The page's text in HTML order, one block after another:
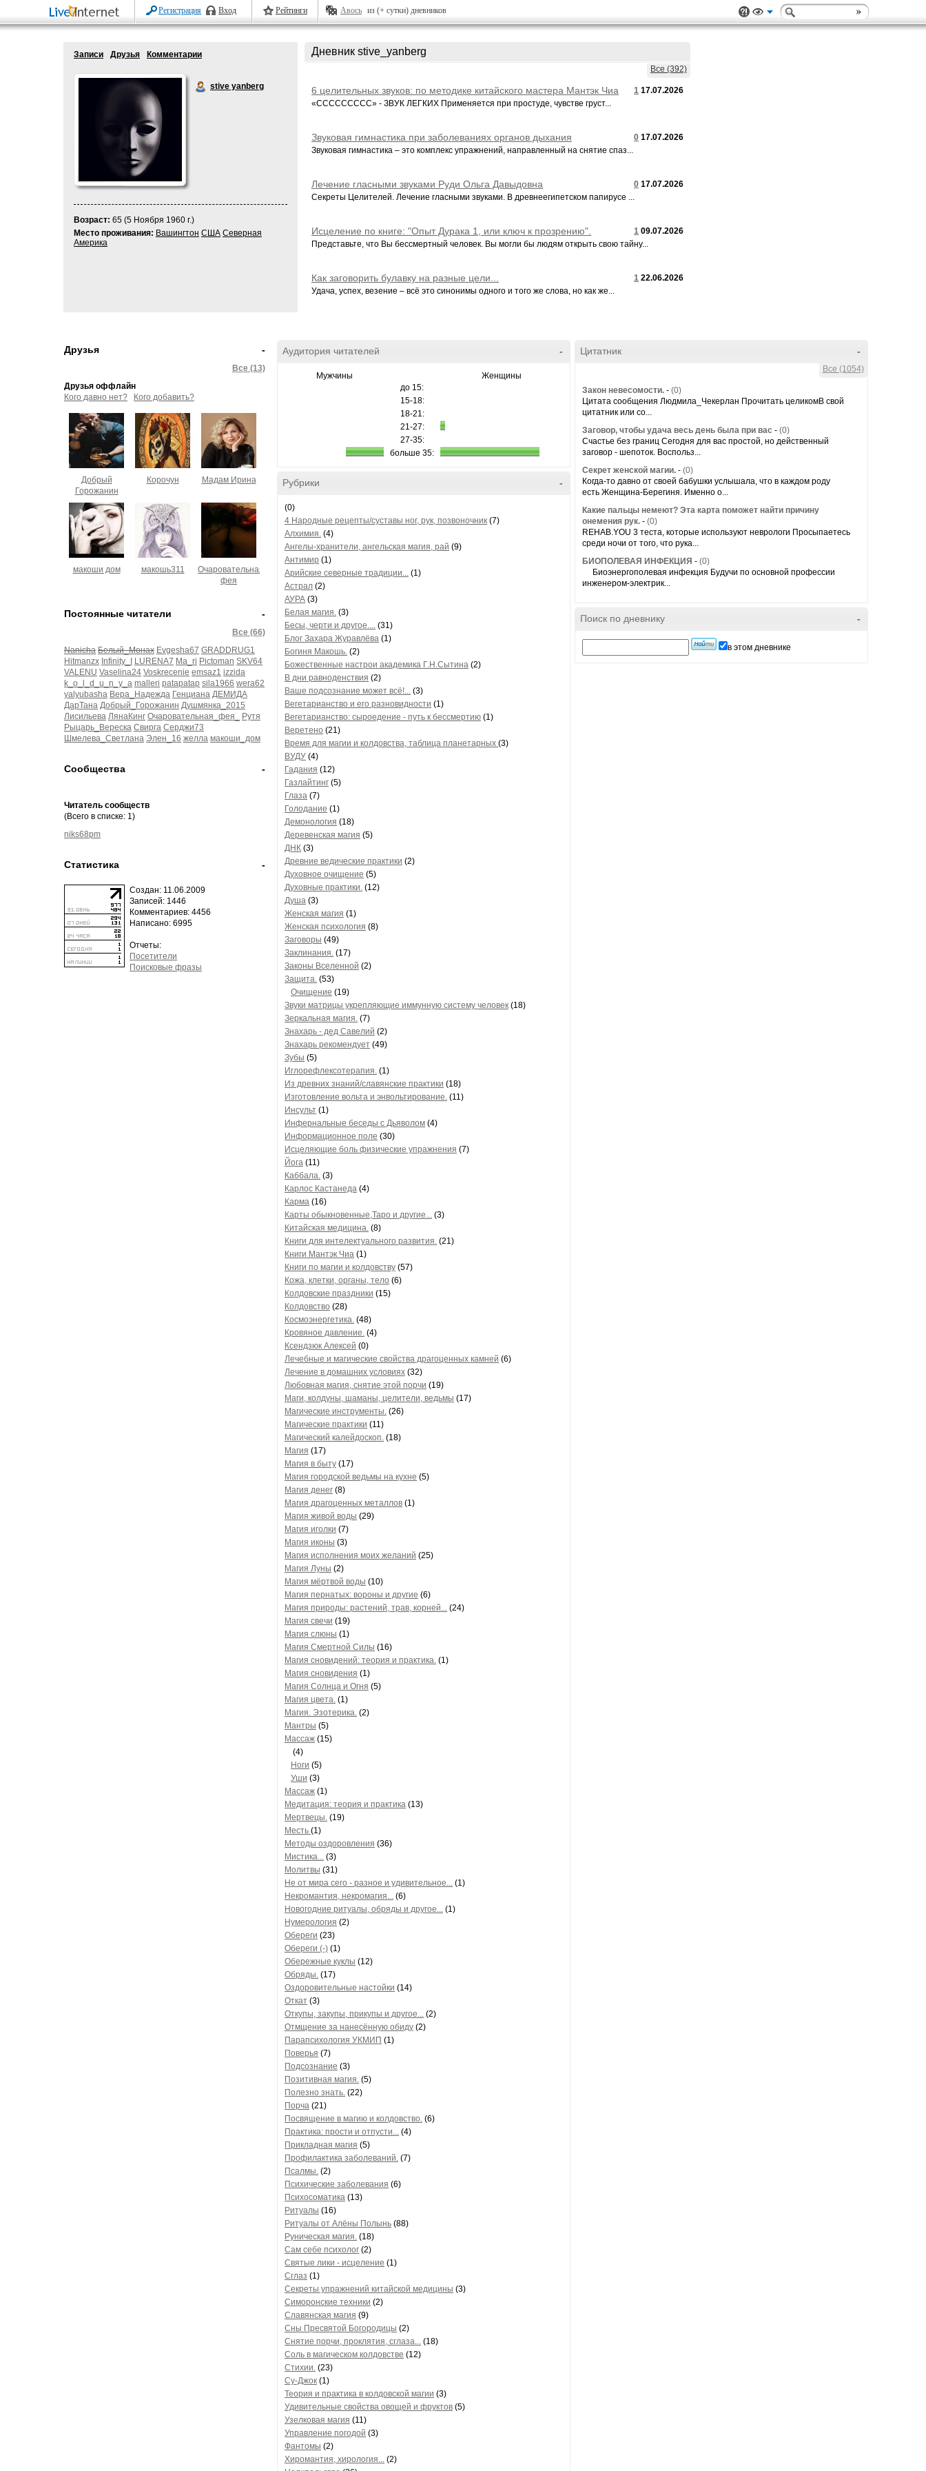
Регистрация Вход Рейтинги Авось из (+ сутки) дневников
Записи Друзья Комментарии
stive yanberg
Возраст: 65 (5 Ноября 1960 г.)
Место проживания: Вашингтон США Северная
Америка
Дневник stive_yanberg
Все (392)
1 17.07.2026
6 целительных звуков: по методике китайского мастера Мантэк Чиа
«ССССССССС» - ЗВУК ЛЕГКИХ Применяется при простуде, чувстве груст...
0 17.07.2026
Звуковая гимнастика при заболеваниях органов дыхания
Звуковая гимнастика – это комплекс упражнений, направленный на снятие спаз...
0 17.07.2026
Лечение гласными звуками Руди Ольга Давыдовна
Секреты Целителей. Лечение гласными звуками. В древнеегипетском папирусе ...
1 09.07.2026
Исцеление по книге: "Опыт Дурака 1, или ключ к прозрению".
Мирзакарим Норбеков.
Представьте, что Вы бессмертный человек. Вы могли бы людям открыть свою тайну...
1 22.06.2026
Как заговорить булавку на разные цели...
Удача, успех, везение – всё это синонимы одного и того же слова, но как же...
-
Друзья
Все (13)
Друзья оффлайн
Кого давно нет?
Кого добавить?
Добрый
Горожанин
Корочун Мадам Ирина
макоши дом макошь311
Очаровательная
фея
-
Постоянные читатели
Все (66)
Nanicha Белый_Монах Evgesha67 GRADDRUG1
Hitmanzx Infinity_I LURENA7 Ma_ri Pictoman SKV64
VALENU Vaselina24 Voskrecenie emsaz1 izzida
k_o_l_d_u_n_y_a malleri patapatap sila1966 wera62
yalyubasha Вера_Надежда Генциана ДЕМИДА
ДарТана Добрый_Горожанин Душмянка_2015
Лисильева ЛянаКинг Очаровательная_фея_
Рутя
Рыцарь_Вереска Свирга Серджи73
Шмелева_Светлана Элен_16 желла макоши_дом
-
Сообщества
Читатель сообществ
(Всего в списке: 1)
niks68pm
-
Статистика
Создан: 11.06.2009
Записей: 1446
Комментариев: 4456
Написано: 6995
Отчеты:
Посетители
Поисковые фразы
-
Аудитория читателей
Мужчины
Женщины
до 15:
15-18:
18-21:
21-27:
27-35:
больше 35:
-
Рубрики
(0)
4 Народные рецепты/суставы ног, рук, позвоночник (7)
Алхимия. (4)
Ангелы-хранители, ангельская магия, рай (9)
Антимир (1)
Арийские северные традиции... (1)
Астрал (2)
АУРА (3)
Белая магия. (3)
Бесы, черти и другое.... (31)
Блог Захара Журавлёва (1)
Богиня Макошь. (2)
Божественные настрои академика Г.Н.Сытина (2)
В дни равноденствия (2)
Ваше подсознание может всё!... (3)
Вегетарианство и его разновидности (1)
Вегетарианство: сыроедение - путь к бессмертию (1)
Веретено (21)
Время для магии и колдовства, таблица планетарных (3)
ВУДУ (4)
Гадания (12)
Газлайтинг (5)
Глаза (7)
Голодание (1)
Демонология (18)
Деревенская магия (5)
ДНК (3)
Древние ведические практики (2)
Духовное очищение (5)
Духовные практики. (12)
Душа (3)
Женская магия (1)
Женская психология (8)
Заговоры (49)
Заклинания. (17)
Законы Вселенной (2)
Защита. (53)
Очищение (19)
Звуки матрицы укрепляющие иммунную систему человек (18)
Зеркальная магия. (7)
Знахарь - дед Савелий (2)
Знахарь рекомендует (49)
Зубы (5)
Иглорефлексотерапия. (1)
Из древних знаний/славянские практики (18)
Изготовление вольта и энвольтирование. (11)
Инсульт (1)
Инфернальные беседы с Дьяволом (4)
Информационное поле (30)
Исцеляющие боль физические упражнения (7)
Йога (11)
Каббала. (3)
Карлос Кастанеда (4)
Карма (16)
Карты обыкновенные,Таро и другие... (3)
Китайская медицина. (8)
Книги для интелектуального развития. (21)
Книги Мантэк Чиа (1)
Книги по магии и колдовству (57)
Кожа, клетки, органы, тело (6)
Колдовские праздники (15)
Колдовство (28)
Космоэнергетика. (48)
Кровяное давление. (4)
Ксендзюк Алексей (0)
Лечебные и магические свойства драгоценных камней (6)
Лечение в домашних условиях (32)
Любовная магия, снятие этой порчи (19)
Маги, колдуны, шаманы, целители, ведьмы (17)
Магические инструменты. (26)
Магические практики (11)
Магический калейдоскоп. (18)
Магия (17)
Магия в быту (17)
Магия городской ведьмы на кухне (5)
Магия денег (8)
Магия драгоценных металлов (1)
Магия живой воды (29)
Магия иголки (7)
Магия иконы (3)
Магия исполнения моих желаний (25)
Магия Луны (2)
Магия мёртвой воды (10)
Магия пернатых: вороны и другие (6)
Магия природы: растений, трав, корней... (24)
Магия свечи (19)
Магия слюны (1)
Магия Смертной Силы (16)
Магия сновидений: теория и практика. (1)
Магия сновидения (1)
Магия Солнца и Огня (5)
Магия цвета. (1)
Магия. Эзотерика. (2)
Мантры (5)
Массаж (15)
(4)
Ноги (5)
Уши (3)
Массаж (1)
Медитация: теория и практика (13)
Мертвецы. (19)
Месть (1)
Методы оздоровления (36)
Мистика... (3)
Молитвы (31)
Не от мира сего - разное и удивительное... (1)
Некромантия, некромагия... (6)
Новогодние ритуалы, обряды и другое... (1)
Нумерология (2)
Обереги (23)
Обереги (-) (1)
Обережные куклы (12)
Обряды. (17)
Оздоровительные настойки (14)
Откат (3)
Откупы, закупы, прикупы и другое... (2)
Отмщение за нанесённую обиду (2)
Парапсихология УКМИП (1)
Поверья (7)
Подсознание (3)
Позитивная магия. (5)
Полезно знать. (22)
Порча (21)
Посвящение в магию и колдовство. (6)
Практика: прости и отпусти... (4)
Прикладная магия (5)
Профилактика заболеваний. (7)
Псалмы. (2)
Психические заболевания (6)
Психосоматика (13)
Ритуалы (16)
Ритуалы от Алёны Полынь (88)
Руническая магия. (18)
Сам себе психолог (2)
Святые лики - исцеление (1)
Сглаз (1)
Секреты упражнений китайской медицины (3)
Симоронские техники (2)
Славянская магия (9)
Сны Пресвятой Богородицы (2)
Снятие порчи, проклятия, сглаза... (18)
Соль в магическом колдовстве (12)
Стихии. (23)
Су-Джок (1)
Теория и практика в колдовской магии (3)
Удивительные свойства овощей и фруктов (5)
Узелковая магия (11)
Управление погодой (3)
Фантомы (2)
Хиромантия, хирология... (2)
-
Цитатник
Все (1054)
Закон невесомости. - (0)
Цитата сообщения Людмила_Чекерлан Прочитать целикомВ свой
цитатник или со...
Заговор, чтобы удача весь день была при вас - (0)
Счастье без границ Сегодня для вас простой, но действенный
заговор - шепоток. Воспольз...
Секрет женской магии. - (0)
Когда-то давно от своей бабушки услышала, что в каждом роду
есть Женщина-Берегиня. Именно о...
Какие пальцы немеют? Эта карта поможет найти причину
онемения рук. - (0)
REHAB.YOU 3 теста, которые используют неврологи Просыпаетесь
среди ночи от того, что рука...
БИОПОЛЕВАЯ ИНФЕКЦИЯ - (0)
Биоэнергополевая инфекция Будучи по основной профессии
инженером-электрик...
-
Поиск по дневнику
в этом дневнике